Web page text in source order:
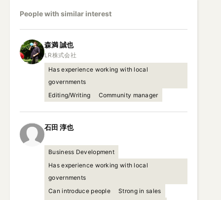
People with similar interest
森満誠也
Has experience working with local
governments
Editing/Writing
Community manager
石田 淳也
Business Development
Has experience working with local
governments
Can introduce people
Strong in sales